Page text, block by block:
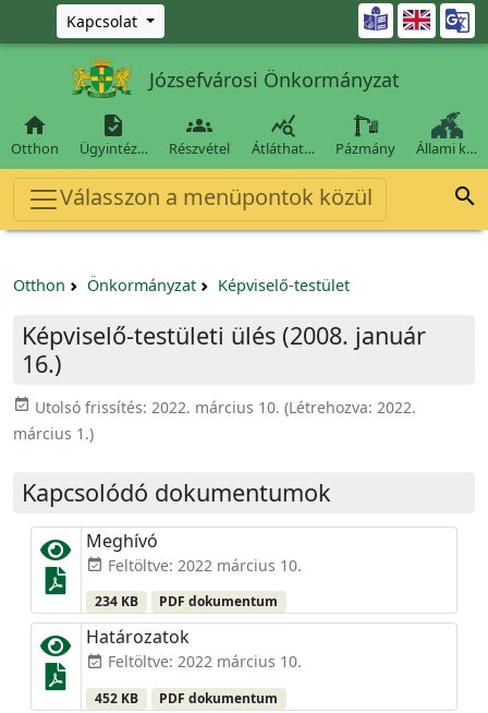
Ugrás a fő tartalomra
Kapcsolat 
Józsefvárosi Önkormányzat

Otthon

Ügyintéz…

Részvétel

Átláthat… Pázmány Állami k…
Válasszon a menüpontok közül 
Otthon Önkormányzat Képviselő-testület
Képviselő-testületi ülés (2008. január
16.)
event_available Utolsó frissítés: 2022. március 10. (Létrehozva: 2022.
március 1.)
Kapcsolódó dokumentumok
Meghívó
event_available Feltöltve: 2022 március 10.
234 KB PDF dokumentum
Határozatok
event_available Feltöltve: 2022 március 10.
452 KB PDF dokumentum